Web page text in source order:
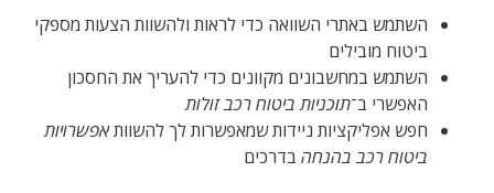
השתמש באתרי השוואה כדי לראות ולהשוות הצעות מספקי
ביטוח מובילים
השתמש במחשבונים מקוונים כדי להעריך את החסכון
האפשרי ב־תוכניות ביטוח רכב זולות
חפש אפליקציות ניידות שמאפשרות לך להשוותאפשרויות
ביטוח רכב בהנחה בדרכים